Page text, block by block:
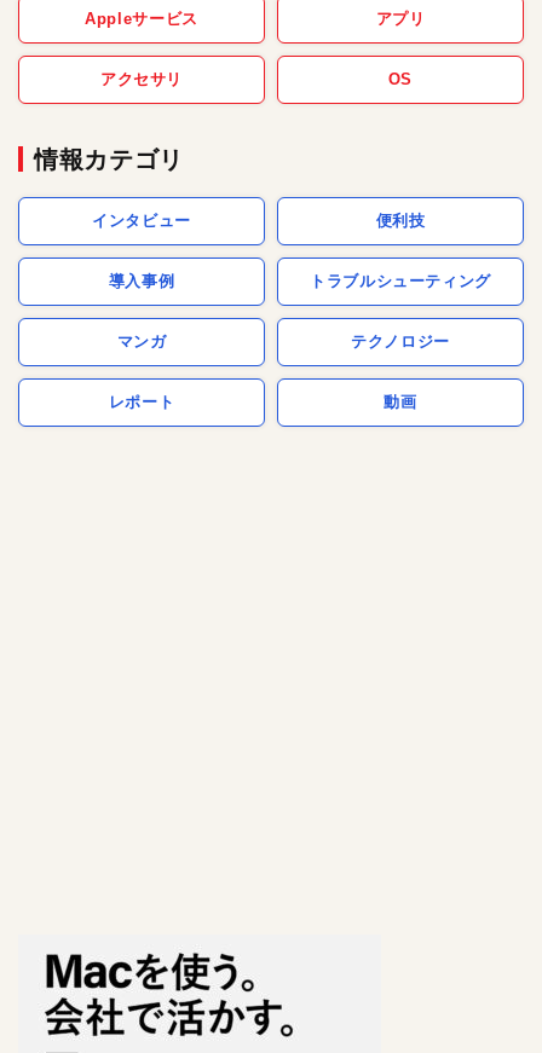
Appleサービス アプリ
アクセサリ OS
情報カテゴリ
インタビュー 便利技
導入事例 トラブルシューティング
マンガ テクノロジー
レポート 動画